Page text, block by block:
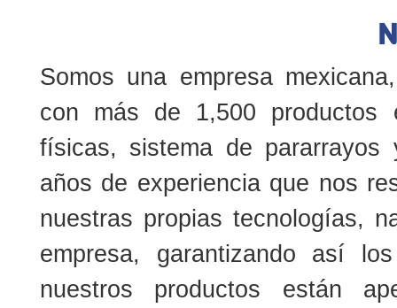
Somos una empresa
con más de 1,500 productos
físicas, sistema de
años de experiencia que nos
nuestras propias tecnologías,
empresa, garantizando así
nuestros productos están